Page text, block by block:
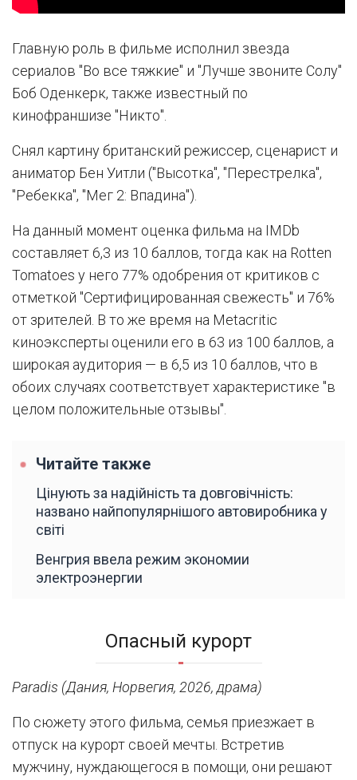
Главную роль в фильме исполнил звезда
сериалов "Во все тяжкие" и "Лучше звоните Солу"
Боб Оденкерк, также известный по
кинофраншизе "Никто".
Снял картину британский режиссер, сценарист и
аниматор Бен Уитли ("Высотка", "Перестрелка",
"Ребекка", "Мег 2: Впадина").
На данный момент оценка фильма на IMDb
составляет 6,3 из 10 баллов, тогда как на Rotten
Tomatoes у него 77% одобрения от критиков с
отметкой "Сертифицированная свежесть" и 76%
от зрителей. В то же время на Metacritic
киноэксперты оценили его в 63 из 100 баллов, а
широкая аудитория — в 6,5 из 10 баллов, что в
обоих случаях соответствует характеристике "в
целом положительные отзывы".
Читайте также
Цінують за надійність та довговічність:
названо найпопулярнішого автовиробника у
світі
Венгрия ввела режим экономии
электроэнергии
Опасный курорт
Paradis (Дания, Норвегия, 2026, драма)
По сюжету этого фильма, семья приезжает в
отпуск на курорт своей мечты. Встретив
мужчину, нуждающегося в помощи, они решают